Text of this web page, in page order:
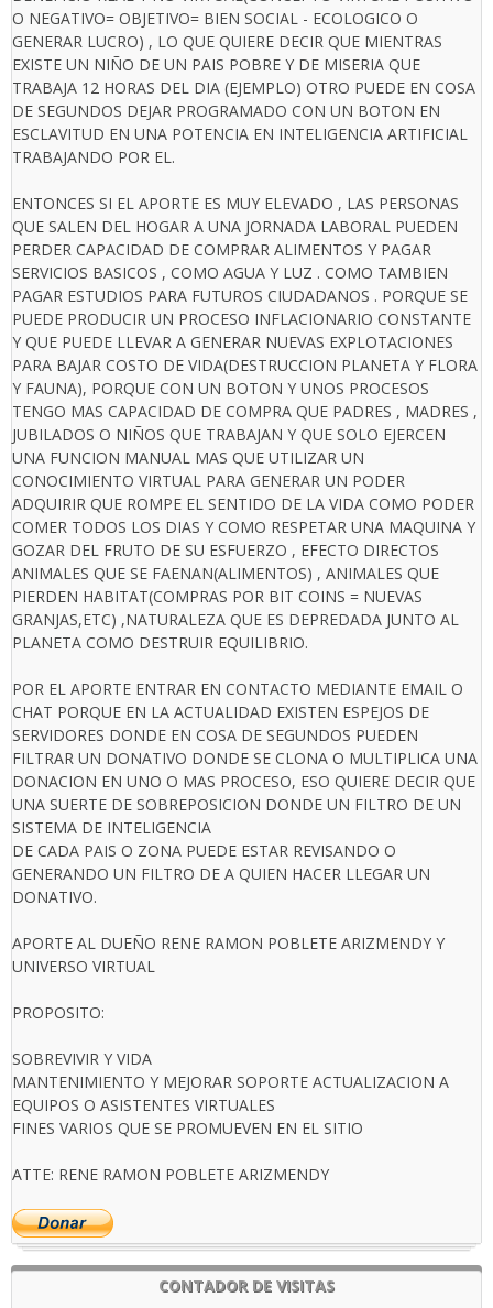
O NEGATIVO= OBJETIVO= BIEN SOCIAL - ECOLOGICO O
GENERAR LUCRO) , LO QUE QUIERE DECIR QUE MIENTRAS
EXISTE UN NIÑO DE UN PAIS POBRE Y DE MISERIA QUE
TRABAJA 12 HORAS DEL DIA (EJEMPLO) OTRO PUEDE EN COSA
DE SEGUNDOS DEJAR PROGRAMADO CON UN BOTON EN
ESCLAVITUD EN UNA POTENCIA EN INTELIGENCIA ARTIFICIAL
TRABAJANDO POR EL.
ENTONCES SI EL APORTE ES MUY ELEVADO , LAS PERSONAS
QUE SALEN DEL HOGAR A UNA JORNADA LABORAL PUEDEN
PERDER CAPACIDAD DE COMPRAR ALIMENTOS Y PAGAR
SERVICIOS BASICOS , COMO AGUA Y LUZ . COMO TAMBIEN
PAGAR ESTUDIOS PARA FUTUROS CIUDADANOS . PORQUE SE
PUEDE PRODUCIR UN PROCESO INFLACIONARIO CONSTANTE
Y QUE PUEDE LLEVAR A GENERAR NUEVAS EXPLOTACIONES
PARA BAJAR COSTO DE VIDA(DESTRUCCION PLANETA Y FLORA
Y FAUNA), PORQUE CON UN BOTON Y UNOS PROCESOS
TENGO MAS CAPACIDAD DE COMPRA QUE PADRES , MADRES ,
JUBILADOS O NIÑOS QUE TRABAJAN Y QUE SOLO EJERCEN
UNA FUNCION MANUAL MAS QUE UTILIZAR UN
CONOCIMIENTO VIRTUAL PARA GENERAR UN PODER
ADQUIRIR QUE ROMPE EL SENTIDO DE LA VIDA COMO PODER
COMER TODOS LOS DIAS Y COMO RESPETAR UNA MAQUINA Y
GOZAR DEL FRUTO DE SU ESFUERZO , EFECTO DIRECTOS
ANIMALES QUE SE FAENAN(ALIMENTOS) , ANIMALES QUE
PIERDEN HABITAT(COMPRAS POR BIT COINS = NUEVAS
GRANJAS,ETC) ,NATURALEZA QUE ES DEPREDADA JUNTO AL
PLANETA COMO DESTRUIR EQUILIBRIO.
POR EL APORTE ENTRAR EN CONTACTO MEDIANTE EMAIL O
CHAT PORQUE EN LA ACTUALIDAD EXISTEN ESPEJOS DE
SERVIDORES DONDE EN COSA DE SEGUNDOS PUEDEN
FILTRAR UN DONATIVO DONDE SE CLONA O MULTIPLICA UNA
DONACION EN UNO O MAS PROCESO, ESO QUIERE DECIR QUE
UNA SUERTE DE SOBREPOSICION DONDE UN FILTRO DE UN
SISTEMA DE INTELIGENCIA
DE CADA PAIS O ZONA PUEDE ESTAR REVISANDO O
GENERANDO UN FILTRO DE A QUIEN HACER LLEGAR UN
DONATIVO.
APORTE AL DUEÑO RENE RAMON POBLETE ARIZMENDY Y
UNIVERSO VIRTUAL
PROPOSITO:
SOBREVIVIR Y VIDA
MANTENIMIENTO Y MEJORAR SOPORTE ACTUALIZACION A
EQUIPOS O ASISTENTES VIRTUALES
FINES VARIOS QUE SE PROMUEVEN EN EL SITIO
ATTE: RENE RAMON POBLETE ARIZMENDY
CONTADOR DE VISITAS